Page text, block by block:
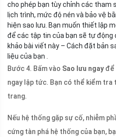
cho phép bạn tùy chỉnh các tham
lịch trình, mức độ nén và bảo vệ
hiện sao lưu. Bạn muốn thiết lập
để các tập tin của bạn sẽ tự động
khảo bài viết này – Cách đặt bản
liệu của bạn .
Bước 4. Bấm vào Sao lưu ngay để
ngay lập tức. Bạn có thể kiểm
trang.
Nếu hệ thống gặp sự cố, nhiễm
cứng tàn phá hệ thống của bạn,